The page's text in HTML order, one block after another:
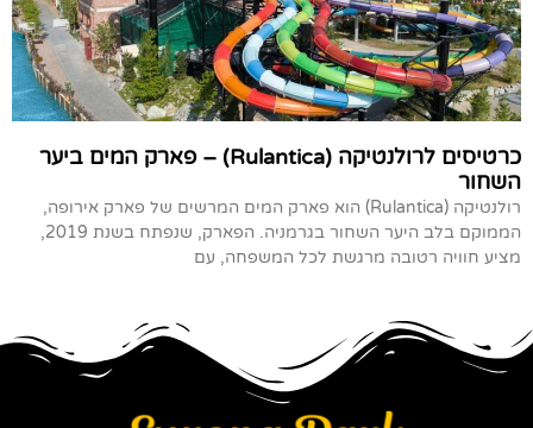
כרטיסים לרולנטיקה (Rulantica) – פארק המים ביער
השחור
רולנטיקה (Rulantica) הוא פארק המים המרשים של פארק אירופה,
הממוקם בלב היער השחור בגרמניה. הפארק, שנפתח בשנת 2019,
מציע חוויה רטובה מרגשת לכל המשפחה, עם